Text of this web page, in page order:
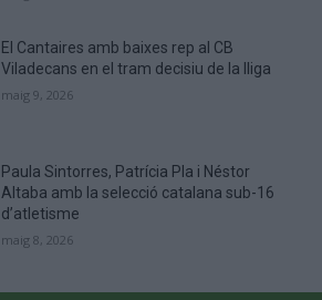
El Cantaires amb baixes rep al CB
Viladecans en el tram decisiu de la lliga
maig 9, 2026
Paula Sintorres, Patrícia Pla i Néstor
Altaba amb la selecció catalana sub-16
d’atletisme
maig 8, 2026